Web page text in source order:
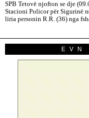
SPB Tetovë njofton se dje
Stacioni Policor për Sigurinë
liria personin R.R. (36) nga
EVN